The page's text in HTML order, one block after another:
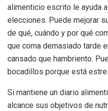
alimenticio escrito le ayuda
elecciones. Puede mejorar
de qué, cuándo y por qué
que coma demasiado tarde
cansado que hambriento.
bocadillos porque está
Si mantiene un diario
alcance sus objetivos de